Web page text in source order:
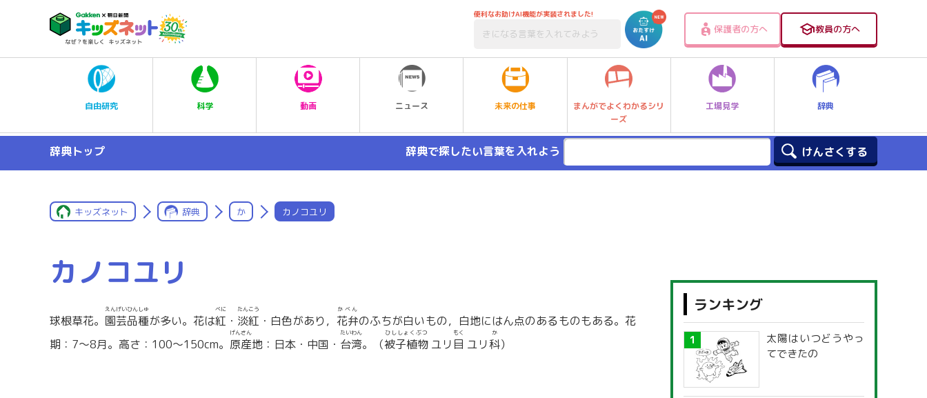
便利なお助けAI機能が実装されました!
保護者の方へ 教員の方へ
自由研究 科学 動画 ニュース 未来の仕事
まんがでよくわかるシリ
ーズ
工場見学 辞典
辞典トップ 辞典で探したい言葉を入れよう
キッズネット 辞典 か カノコユリ
カノコユリ
球根草花。 園芸品種
えんげいひんしゅ
が多い。花は紅
べに
・ 淡紅
たんこう
・白色があり， 花弁
かべん
のふちが白いもの，白地にはん点のあるものもある。花
期：7〜8月。高さ：100〜150cm。 原産
げんさん
地：日本・中国・ 台湾
たいわん
。（被子植物
ひししょくぶつ
ユリ 目
もく
ユリ科
か
）
ランキング
太陽はいつどうやっ
てできたの